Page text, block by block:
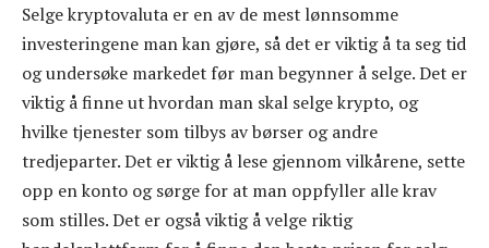
Selge kryptovaluta er en av de mest lønnsomme
investeringene man kan gjøre, så det er viktig å ta seg tid
og undersøke markedet før man begynner å selge. Det er
viktig å finne ut hvordan man skal selge krypto, og
hvilke tjenester som tilbys av børser og andre
tredjeparter. Det er viktig å lese gjennom vilkårene, sette
opp en konto og sørge for at man oppfyller alle krav
som stilles. Det er også viktig å velge riktig